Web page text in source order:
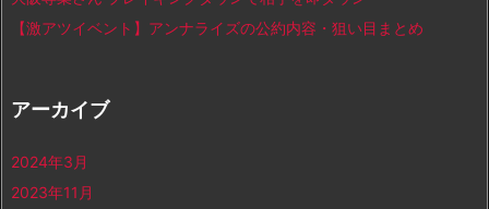
【激アツイベント】アンナライズの公約内容・狙い目まとめ
アーカイブ
2024年3月
2023年11月